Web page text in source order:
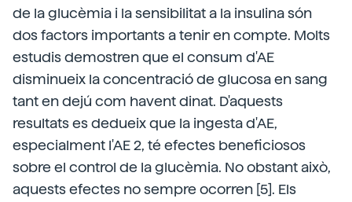
de la glucèmia i la sensibilitat a la insulina són
dos factors importants a tenir en compte. Molts
estudis demostren que el consum d'AE
disminueix la concentració de glucosa en sang
tant en dejú com havent dinat. D'aquests
resultats es dedueix que la ingesta d'AE,
especialment l'AE 2, té efectes beneficiosos
sobre el control de la glucèmia. No obstant això,
aquests efectes no sempre ocorren [5]. Els